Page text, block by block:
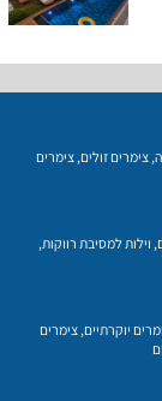
, צימרים זולים, צימרים
, וילות למסיבת רווקות,
יוקרתיים,צימרים